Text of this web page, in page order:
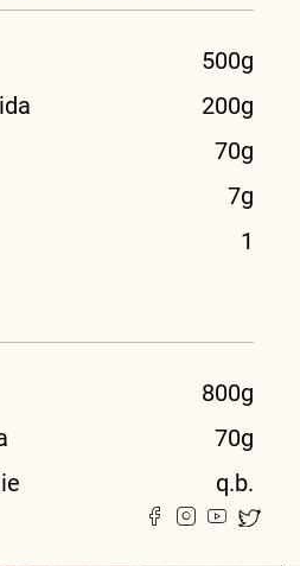
500g
200g
70g
7g
1
800g
70g
q.b.